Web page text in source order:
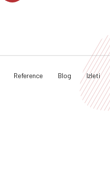
Reference Blog Izleti